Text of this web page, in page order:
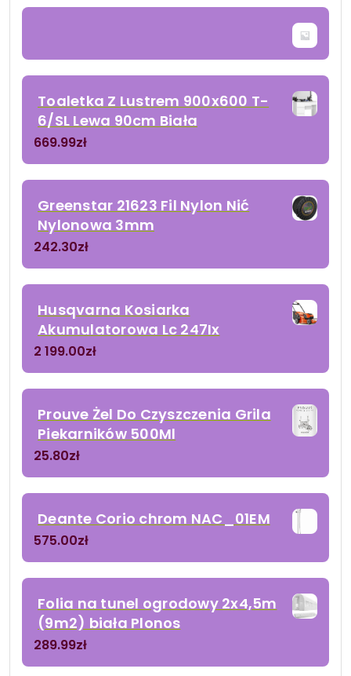
Toaletka Z Lustrem 900x600 T-
6/SL Lewa 90cm Biała
669.99zł
Greenstar 21623 Fil Nylon Nić
Nylonowa 3mm
242.30zł
Husqvarna Kosiarka
Akumulatorowa Lc 247Ix
2 199.00zł
Prouve Żel Do Czyszczenia Grila
Piekarników 500Ml
25.80zł
Deante Corio chrom NAC_01EM
575.00zł
Folia na tunel ogrodowy 2x4,5m
(9m2) biała Plonos
289.99zł